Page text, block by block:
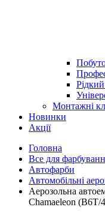
Монтажні
Новинки
Акції
Головна
Все для
Автофарби
Автомобільні
Аерозольна
Chamaeleon (B6T/